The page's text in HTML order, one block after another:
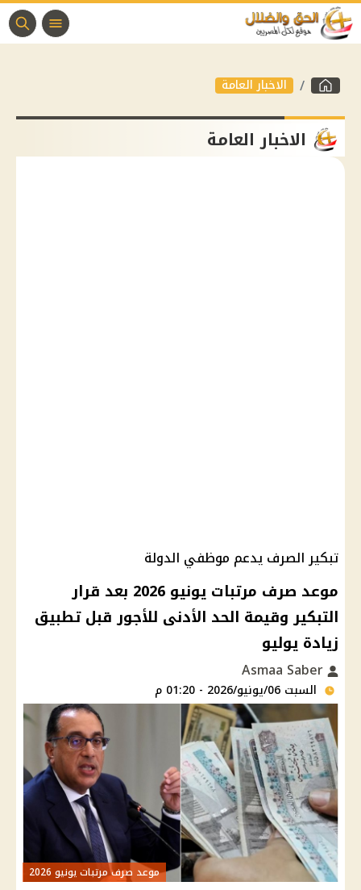
الاخبار العامة
الاخبار العامة
تبكير الصرف يدعم موظفي الدولة
موعد صرف مرتبات يونيو 2026 بعد قرار
التبكير وقيمة الحد الأدنى للأجور قبل تطبيق
زيادة يوليو
السبت 06/يونيو/2026 - 01:20 م
موعد صرف مرتبات يونيو 2026